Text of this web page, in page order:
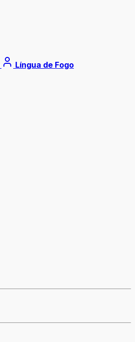
Língua de Fogo